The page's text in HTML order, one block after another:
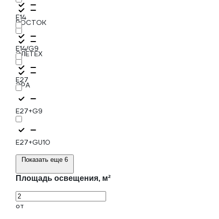
РОСТОК
ЭЛЕТЕХ
ЭРА
E14
E14/G9
E27
E27+G9
E27+GU10
Показать еще 6
Площадь освещения, м²
от